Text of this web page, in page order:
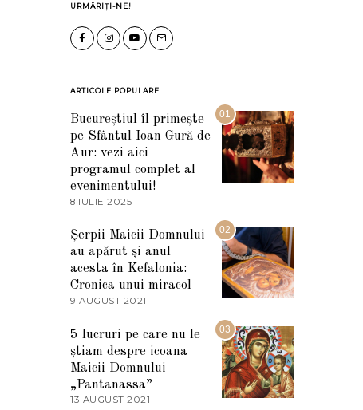
URMĂRIȚI-NE!
ARTICOLE POPULARE
01
Bucureștiul îl primește
pe Sfântul Ioan Gură de
Aur: vezi aici
programul complet al
evenimentului!
8 IULIE 2025
U
L
I
2
0
02
Șerpii Maicii Domnului
au apărut și anul
acesta în Kefalonia:
Cronica unui miracol
9 AUGUST 2021
A
R
T
I
2
03
5 lucruri pe care nu le
știam despre icoana
Maicii Domnului
„Pantanassa”
13 AUGUST 2021